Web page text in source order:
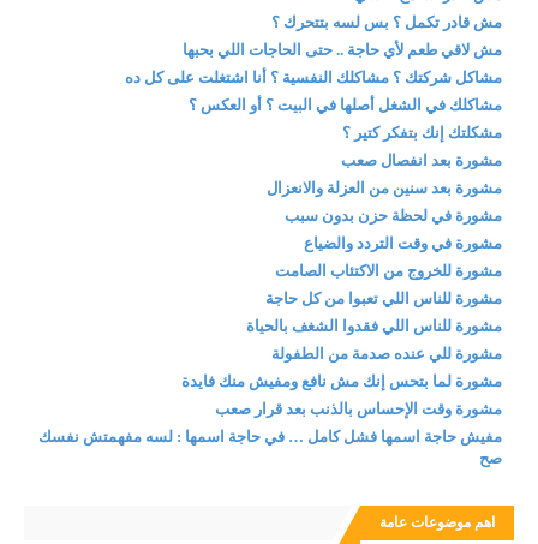
مش قادر تكمل ؟ بس لسه بتتحرك ؟
مش لاقي طعم لأي حاجة .. حتى الحاجات اللي بحبها
مشاكل شركتك ؟ مشاكلك النفسية ؟ أنا اشتغلت على كل ده
مشاكلك في الشغل أصلها في البيت ؟ أو العكس ؟
مشكلتك إنك بتفكر كتير ؟
مشورة بعد انفصال صعب
مشورة بعد سنين من العزلة والانعزال
مشورة في لحظة حزن بدون سبب
مشورة في وقت التردد والضياع
مشورة للخروج من الاكتئاب الصامت
مشورة للناس اللي تعبوا من كل حاجة
مشورة للناس اللي فقدوا الشغف بالحياة
مشورة للي عنده صدمة من الطفولة
مشورة لما بتحس إنك مش نافع ومفيش منك فايدة
مشورة وقت الإحساس بالذنب بعد قرار صعب
مفيش حاجة اسمها فشل كامل … في حاجة اسمها : لسه مفهمتش نفسك
صح
اهم موضوعات عامة